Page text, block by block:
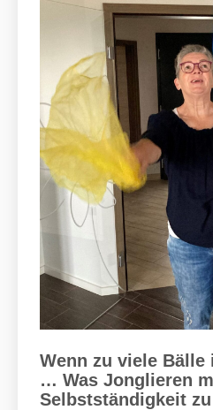
Wenn zu viele Bälle
… Was Jonglieren
Selbstständigkeit